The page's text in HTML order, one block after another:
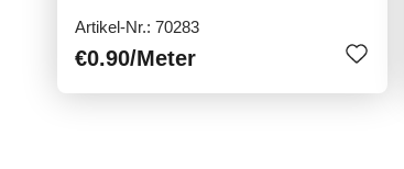
Artikel-Nr.: 70283
€0.90/Meter